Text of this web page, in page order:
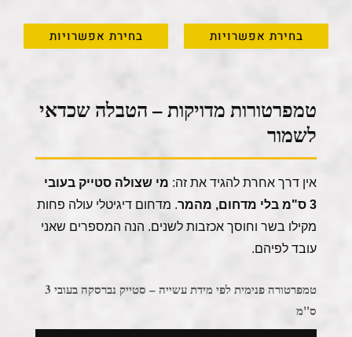
בחירת אפשרויות בחירת אפשרויות
טמפרטורות מדויקות – הטבלה שכדאי
לשמור
אין דרך אחרת להגיד את זה: מי שצולה סטייק בעובי
3 ס"מ בלי מדחום, מהמר
. מדחום דיגיטלי עולה פחות
מקילו בשר וחוסך אכזבות לשנים. הנה המספרים שאני
עובד לפיהם.
טמפרטורה פנימית לפי מידת עשייה – סטייק נברסקה בעובי 3
ס"מ